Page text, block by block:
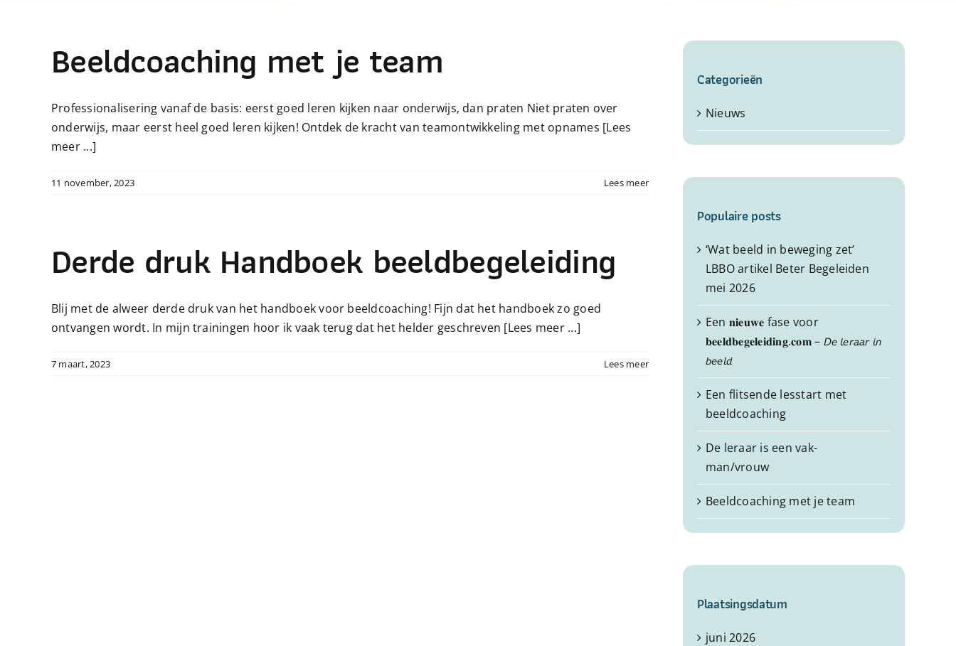
Beeldcoaching met je team
Professionalisering vanaf de basis: eerst goed leren kijken naar onderwijs, dan praten Niet praten over
onderwijs, maar eerst heel goed leren kijken! Ontdek de kracht van teamontwikkeling met opnames [Lees
meer ...]
11 november, 2023 Lees meer
Derde druk Handboek beeldbegeleiding
Blij met de alweer derde druk van het handboek voor beeldcoaching! Fijn dat het handboek zo goed
ontvangen wordt. In mijn trainingen hoor ik vaak terug dat het helder geschreven [Lees meer ...]
7 maart, 2023 Lees meer
Categorieën
Nieuws
Populaire posts
‘Wat beeld in beweging zet’
LBBO artikel Beter Begeleiden
mei 2026
Een 𝐧𝐢𝐞𝐮𝐰𝐞 fase voor
𝐛𝐞𝐞𝐥𝐝𝐛𝐞𝐠𝐞𝐥𝐞𝐢𝐝𝐢𝐧𝐠.𝐜𝐨𝐦 – 𝘋𝘦 𝘭𝘦𝘳𝘢𝘢𝘳 𝘪𝘯
𝘣𝘦𝘦𝘭𝘥
Een flitsende lesstart met
beeldcoaching
De leraar is een vak-
man/vrouw
Beeldcoaching met je team
Plaatsingsdatum
juni 2026